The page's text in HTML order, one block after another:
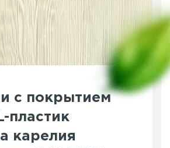
с покрытием
пластик
карелия